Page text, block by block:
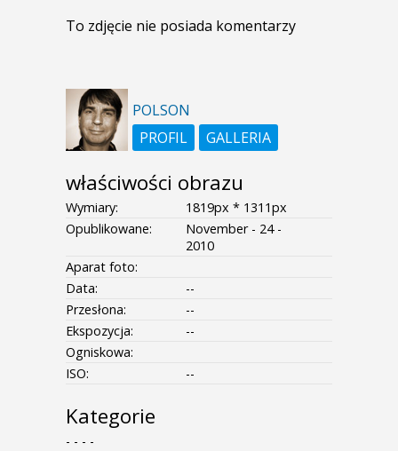
To zdjęcie nie posiada komentarzy
POLSON
PROFIL
GALLERIA
właściwości obrazu
Wymiary:
1819px * 1311px
Opublikowane:
November - 24 -
2010
Aparat foto:
Data:
--
Przesłona:
--
Ekspozycja:
--
Ogniskowa:
ISO:
--
Kategorie
- - - -